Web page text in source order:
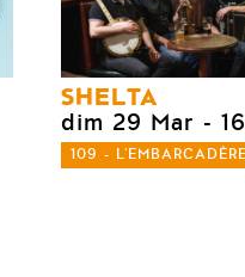
SHELTA
dim 29 Mar -
109 - L'EMBARCADÈRE